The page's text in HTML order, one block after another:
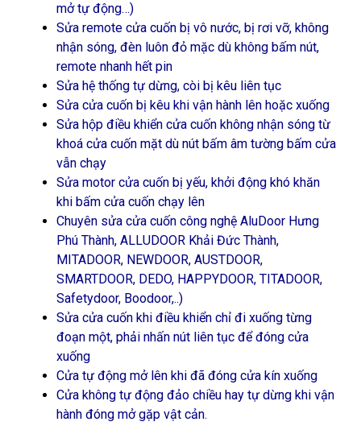
mở tự động…)
Sửa remote cửa cuốn bị vô nước, bị rơi vỡ, không
nhận sóng, đèn luôn đỏ mặc dù không bấm nút,
remote nhanh hết pin
Sửa hệ thống tự dừng, còi bị kêu liên tục
Sửa cửa cuốn bị kêu khi vận hành lên hoặc xuống
Sửa hộp điều khiển cửa cuốn không nhận sóng từ
khoá cửa cuốn mặt dù nút bấm âm tường bấm cửa
vẫn chạy
Sửa motor cửa cuốn bị yếu, khởi động khó khăn
khi bấm cửa cuốn chạy lên
Chuyên sửa cửa cuốn công nghệ AluDoor Hưng
Phú Thành, ALLUDOOR Khải Đức Thành,
MITADOOR, NEWDOOR, AUSTDOOR,
SMARTDOOR, DEDO, HAPPYDOOR, TITADOOR,
Safetydoor, Boodoor,..)
Sửa cửa cuốn khi điều khiển chỉ đi xuống từng
đoạn một, phải nhấn nút liên tục để đóng cửa
xuống
Cửa tự động mở lên khi đã đóng cửa kín xuống
Cửa không tự động đảo chiều hay tự dừng khi vận
hành đóng mở gặp vật cản.